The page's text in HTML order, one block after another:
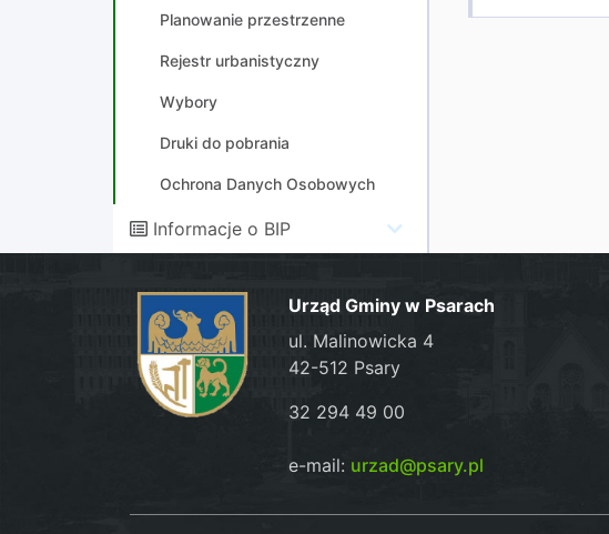
Planowanie przestrzenne
Rejestr urbanistyczny
Wybory
Druki do pobrania
Ochrona Danych Osobowych
Informacje o BIP
Urząd Gminy w Psarach
ul. Malinowicka 4
42-512 Psary
32 294 49 00
e-mail: urzad@psary.pl